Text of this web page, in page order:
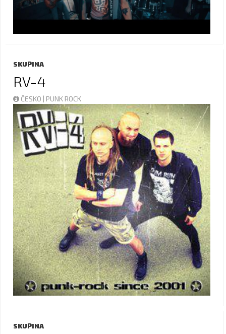
SKUPINA
RV-4
ČESKO | PUNK ROCK
SKUPINA